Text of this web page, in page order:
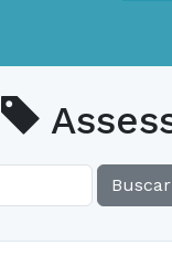
Buscar